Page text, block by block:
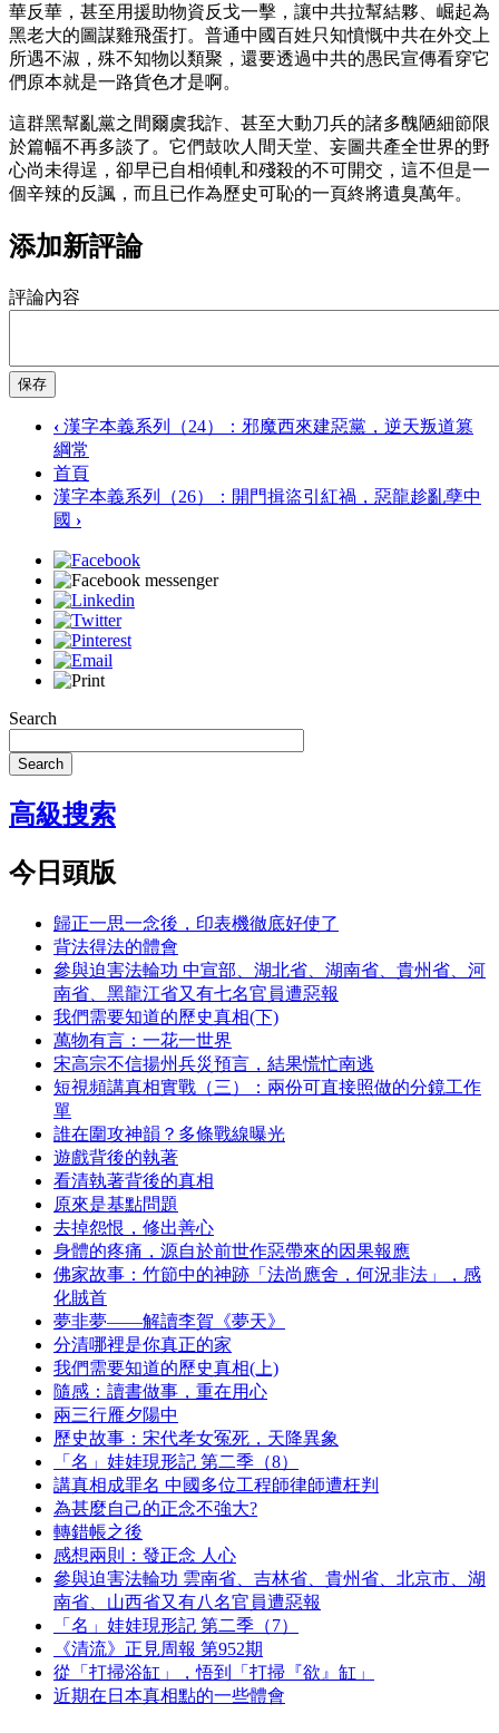
華反華，甚至用援助物資反戈一擊，讓中共拉幫結夥、崛起為
黑老大的圖謀雞飛蛋打。普通中國百姓只知憤慨中共在外交上
所遇不淑，殊不知物以類聚，還要透過中共的愚民宣傳看穿它
們原本就是一路貨色才是啊。
這群黑幫亂黨之間爾虞我詐、甚至大動刀兵的諸多醜陋細節限
於篇幅不再多談了。它們鼓吹人間天堂、妄圖共產全世界的野
心尚未得逞，卻早已自相傾軋和殘殺的不可開交，這不但是一
個辛辣的反諷，而且已作為歷史可恥的一頁終將遺臭萬年。
添加新評論
評論內容
保存
‹ 漢字本義系列（24）：邪魔西來建惡黨，逆天叛道篡
綱常
首頁
漢字本義系列（26）：開門揖盜引紅禍，惡龍趁亂孽中
國 ›
Search
Search
高級搜索
今日頭版
歸正一思一念後，印表機徹底好使了
背法得法的體會
參與迫害法輪功 中宣部、湖北省、湖南省、貴州省、河
南省、黑龍江省又有七名官員遭惡報
我們需要知道的歷史真相(下)
萬物有言：一花一世界
宋高宗不信揚州兵災預言，結果慌忙南逃
短視頻講真相實戰（三）：兩份可直接照做的分鏡工作
單
誰在圍攻神韻？多條戰線曝光
遊戲背後的執著
看清執著背後的真相
原來是基點問題
去掉怨恨，修出善心
身體的疼痛，源自於前世作惡帶來的因果報應
佛家故事：竹節中的神跡「法尚應舍，何況非法」，感
化賊首
夢非夢——解讀李賀《夢天》
分清哪裡是你真正的家
我們需要知道的歷史真相(上)
隨感：讀書做事，重在用心
兩三行雁夕陽中
歷史故事：宋代孝女冤死，天降異象
「名」娃娃現形記 第二季（8）
講真相成罪名 中國多位工程師律師遭枉判
為甚麼自己的正念不強大?
轉錯帳之後
感想兩則：發正念 人心
參與迫害法輪功 雲南省、吉林省、貴州省、北京市、湖
南省、山西省又有八名官員遭惡報
「名」娃娃現形記 第二季（7）
《清流》正見周報 第952期
從「打掃浴缸」，悟到「打掃『欲』缸」
近期在日本真相點的一些體會